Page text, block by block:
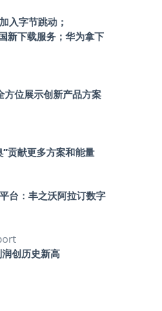
入字节跳动；
新下载服务；华为拿下
方位展示创新产品方案
贡献更多方案和能量
台：丰之沃阿拉订数字
创历史新高